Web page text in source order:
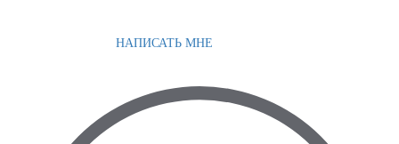
НАПИСАТЬ МНЕ